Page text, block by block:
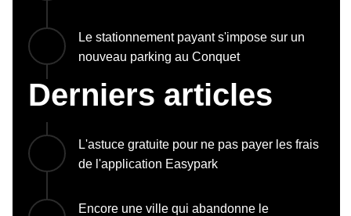
Le stationnement payant s'impose sur un
nouveau parking au Conquet
Derniers articles
L'astuce gratuite pour ne pas payer les frais
de l'application Easypark
Encore une ville qui abandonne le